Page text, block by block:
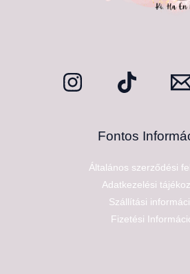
Fontos
Általános szerződési
Adatkezelési
Szállítási
Fizetési